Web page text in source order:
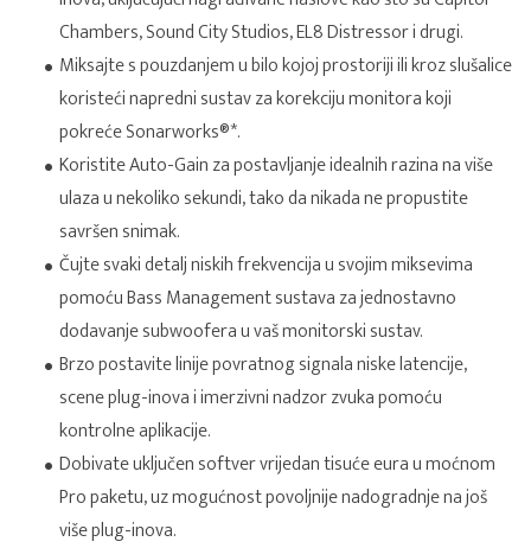
Chambers, Sound City Studios, EL8 Distressor i drugi.
Miksajte s pouzdanjem u bilo kojoj prostoriji ili kroz slušalice
koristeći napredni sustav za korekciju monitora koji
pokreće Sonarworks®*.
Koristite Auto-Gain za postavljanje idealnih razina na više
ulaza u nekoliko sekundi, tako da nikada ne propustite
savršen snimak.
Čujte svaki detalj niskih frekvencija u svojim miksevima
pomoću Bass Management sustava za jednostavno
dodavanje subwoofera u vaš monitorski sustav.
Brzo postavite linije povratnog signala niske latencije,
scene plug-inova i imerzivni nadzor zvuka pomoću
kontrolne aplikacije.
Dobivate uključen softver vrijedan tisuće eura u moćnom
Pro paketu, uz mogućnost povoljnije nadogradnje na još
više plug-inova.